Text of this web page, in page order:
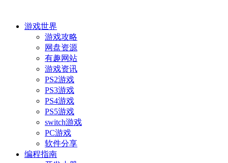
游戏世界
游戏攻略
网盘资源
有趣网站
游戏资讯
PS2游戏
PS3游戏
PS4游戏
PS5游戏
switch游戏
PC游戏
软件分享
编程指南